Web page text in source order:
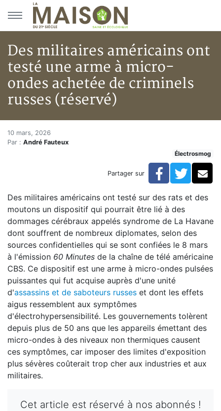
Aller au menu principal
Aller au contenu principal
Des militaires américains ont
testé une arme à micro-
ondes achetée de criminels
russes (réservé)
Accueil
Articles
Des militaires américains ont testé une arme à
Des militaires américains ont
10 mars, 2026
Par : André Fauteux
Électrosmog
Partager sur Facebook
Des militaires américains ont testé sur des rats et des
moutons un dispositif qui pourrait être lié à des
dommages cérébraux appelés syndrome de La Havane
dont souffrent de nombreux diplomates, selon des
sources confidentielles qui se sont confiées le 8 mars
à l'émission 60 Minutes de la chaîne de télé américaine
CBS. Ce dispositif est une arme à micro-ondes pulsées
puissantes qui fut acquise auprès d'une unité
d'assassins et de saboteurs russes et dont les effets
aigus ressemblent aux symptômes
d'électrohypersensibilité. Les gouvernements tolèrent
depuis plus de 50 ans que les appareils émettant des
micro-ondes à des niveaux non thermiques causent
ces symptômes, car imposer des limites d'exposition
plus sévères coûterait trop cher aux industries et aux
militaires.
Cet article est réservé à nos abonnés !